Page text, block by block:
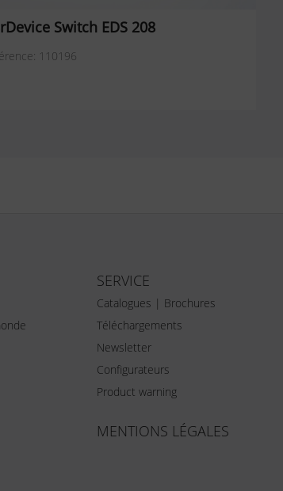
Switch EDS 208
110196
SERVICE
Catalogues | Brochures
Téléchargements
Newsletter
Configurateurs
Product warning
MENTIONS LÉGALES